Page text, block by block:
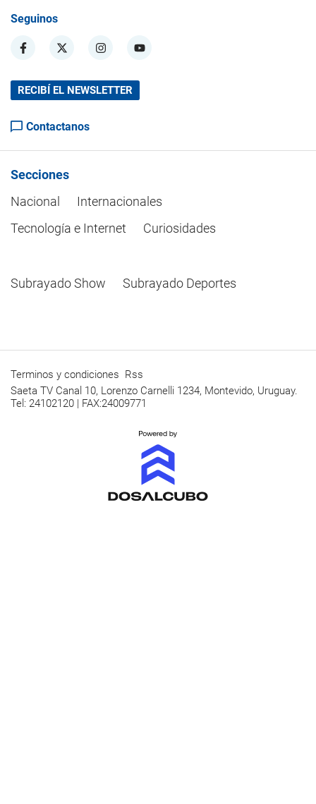
Seguinos
RECIBÍ EL NEWSLETTER
Contactanos
Secciones
Nacional
Internacionales
Tecnología e Internet
Curiosidades
Subrayado Show Subrayado Deportes
Terminos y condiciones Rss
Saeta TV Canal 10, Lorenzo Carnelli 1234, Montevido, Uruguay.
Tel: 24102120 | FAX:24009771